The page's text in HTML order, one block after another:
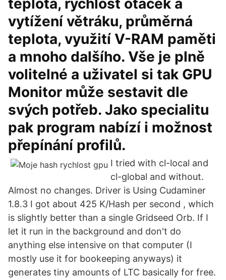
teplota, rychlost otáček a
vytížení větráku, průměrná
teplota, využití V-RAM paměti
a mnoho dalšího. Vše je plně
volitelné a uživatel si tak GPU
Monitor může sestavit dle
svých potřeb. Jako specialitu
pak program nabízí i možnost
přepínání profilů.
I tried with cl-local and
cl-global and without.
Almost no changes. Driver is Using Cudaminer
1.8.3 I got about 425 K/Hash per second , which
is slightly better than a single Gridseed Orb. If I
let it run in the background and don't do
anything else intensive on that computer (I
mostly use it for bookeeping anyways) it
generates tiny amounts of LTC basically for free.